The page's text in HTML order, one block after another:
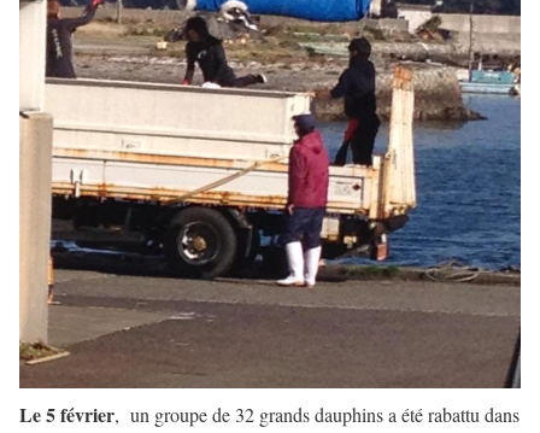
Le 5 février, un groupe de 32 grands dauphins a été rabattu dans